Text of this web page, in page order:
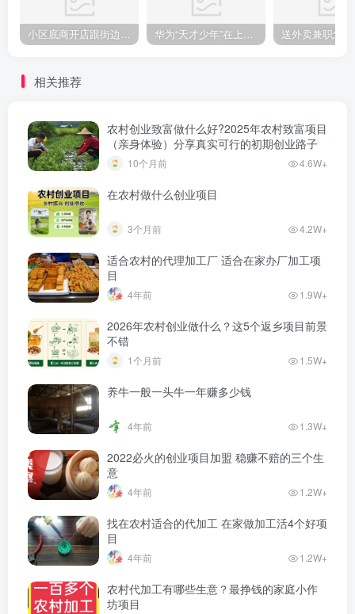
小区底商开店跟街边铺子哪个好？两边的账算下来差别不小 华为“天才少年”在上海创业获百万元大奖，用AI变革高端制造业
相关推荐
农村创业致富做什么好?2025年农村致富项目
（亲身体验）分享真实可行的初期创业路子
10个月前 4.6W+
在农村做什么创业项目
3个月前 4.2W+
适合农村的代理加工厂 适合在家办厂加工项
目
4年前 1.9W+
2026年农村创业做什么？这5个返乡项目前景
不错
1个月前 1.5W+
养牛一般一头牛一年赚多少钱
4年前 1.3W+
2022必火的创业项目加盟 稳赚不赔的三个生
意
4年前 1.2W+
找在农村适合的代加工 在家做加工活4个好项
目
4年前 1.2W+
农村代加工有哪些生意？最挣钱的家庭小作
坊项目